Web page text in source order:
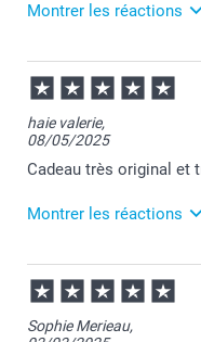
Montrer les réactions
04/06/2025
09:46
Bonjour Marion,
Je vous
toutes nos
rencontré.
J'espère que
Nous restons à
Cordialement,
haie valerie,
08/05/2025
Cadeau très original et
Montrer les réactions
09/05/2025
07:58
Bonjour Valérie,
Sophie Merieau,